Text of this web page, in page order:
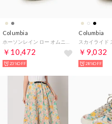
Columbia
￥10,472
23%OFF
Columbia
￥9,032
28%OFF